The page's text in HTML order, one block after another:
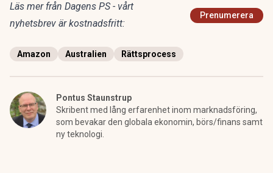
Läs mer från Dagens PS - vårt
nyhetsbrev är kostnadsfritt:
Prenumerera
Amazon Australien Rättsprocess
Pontus Staunstrup
Skribent med lång erfarenhet inom marknadsföring,
som bevakar den globala ekonomin, börs/finans samt
ny teknologi.